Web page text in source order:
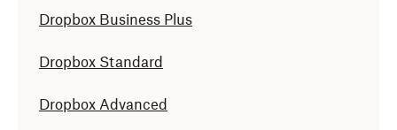
Dropbox Business Plus
Dropbox Standard
Dropbox Advanced